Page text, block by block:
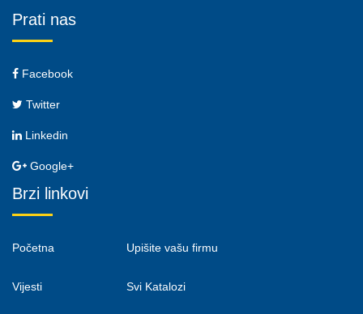
Prati nas
Facebook
Twitter
Linkedin
Google+
Brzi linkovi
Početna
Vijesti
Upišite vašu firmu
Svi Katalozi